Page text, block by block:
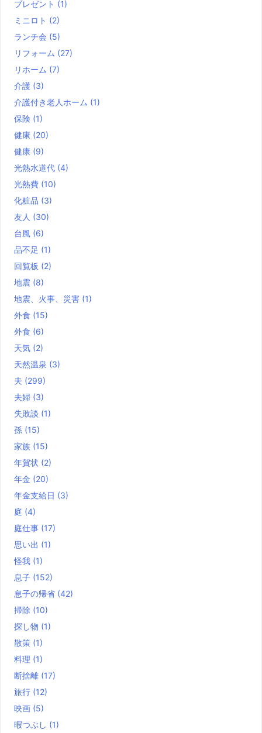
プレゼント (1)
ミニロト (2)
ランチ会 (5)
リフォーム (27)
リホーム (7)
介護 (3)
介護付き老人ホーム (1)
保険 (1)
健康 (20)
健康 (9)
光熱水道代 (4)
光熱費 (10)
化粧品 (3)
友人 (30)
台風 (6)
品不足 (1)
回覧板 (2)
地震 (8)
地震、火事、災害 (1)
外食 (15)
外食 (6)
天気 (2)
天然温泉 (3)
夫 (299)
夫婦 (3)
失敗談 (1)
孫 (15)
家族 (15)
年賀状 (2)
年金 (20)
年金支給日 (3)
庭 (4)
庭仕事 (17)
思い出 (1)
怪我 (1)
息子 (152)
息子の帰省 (42)
掃除 (10)
探し物 (1)
散策 (1)
料理 (1)
断捨離 (17)
旅行 (12)
映画 (5)
暇つぶし (1)